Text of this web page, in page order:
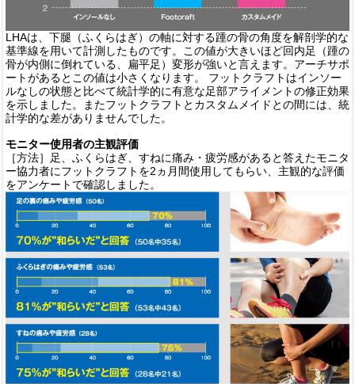
LHAは、下腿（ふくらはぎ）の軸に対する踵の骨の角度を解剖学的な
基準線を用いて計測したものです。この値が大きいほど回内足（踵の
骨が内側に倒れている、扁平足）変形が強いと言えます。アーチサポ
ートがあるとこの値は小さくなります。 フットクラフトはインソー
ルなしの状態と比べて統計学的に有意な足部アライメントの修正効果
を示しました。またフットクラフトとカスタムメイドとの間には、統
計学的な差がありませんでした。
モニター使用者の主観評価
［方法］足、ふくらはぎ、すねに痛み・疲労感があると答えたモニタ
ー協力者にフットクラフトを2ヵ月間使用してもらい、主観的な評価
をアンケートで確認しました。